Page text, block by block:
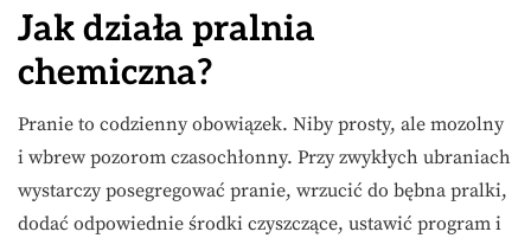
Jak działa pralnia
chemiczna?
Pranie to codzienny obowiązek. Niby prosty, ale mozolny
i wbrew pozorom czasochłonny. Przy zwykłych ubraniach
wystarczy posegregować pranie, wrzucić do bębna pralki,
dodać odpowiednie środki czyszczące, ustawić program i